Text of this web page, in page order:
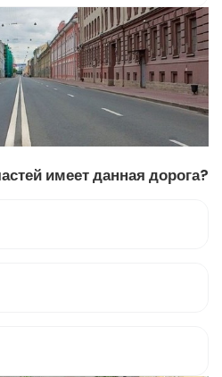
имеет данная дорога?